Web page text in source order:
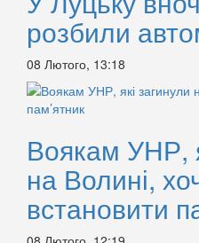
розбили
08 Лютого, 13:18
Воякам УНР,
на Волині,
встановити